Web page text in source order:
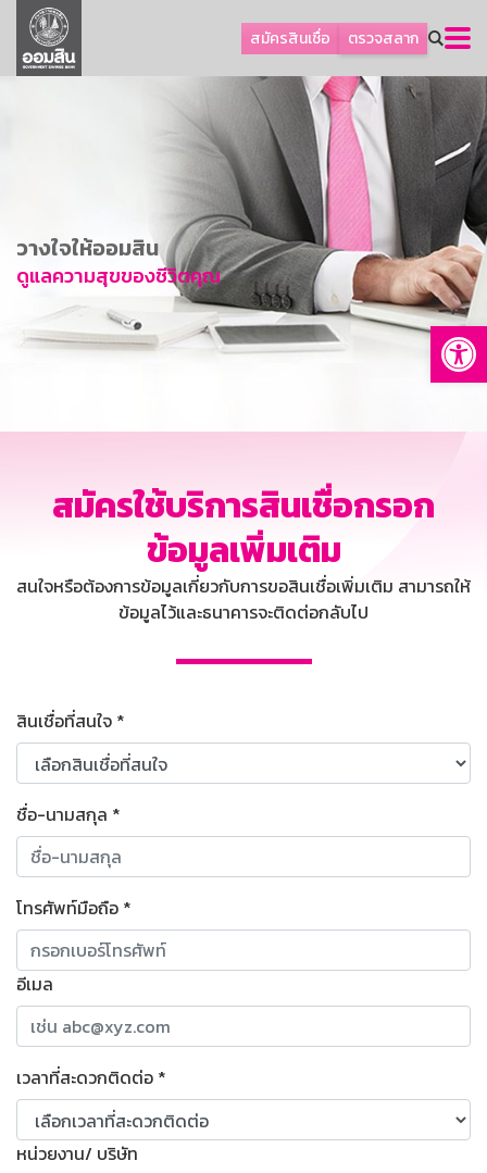
สมัครสินเชื่อ ตรวจสลาก
ลูกค้าธุรกิจ
ลูกค้าผู้ประกอบรายย่อย
การพัฒนาที่ยั่งยืน
ข่าวสาร
บริการทางการเงิน
อื่นๆ
GSB Society
วางใจให้ออมสิน
ดูแลความสุขของชีวิตคุณ
สมัครใช้บริการสินเชื่อกรอก
ข้อมูลเพิ่มเติม
สนใจหรือต้องการข้อมูลเกี่ยวกับการขอสินเชื่อเพิ่มเติม สามารถให้
ข้อมูลไว้และธนาคารจะติดต่อกลับไป
สินเชื่อที่สนใจ *
ชื่อ-นามสกุล *
โทรศัพท์มือถือ *
อีเมล
เวลาที่สะดวกติดต่อ *
หน่วยงาน/ บริษัท